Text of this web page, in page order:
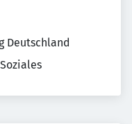
Deutschland